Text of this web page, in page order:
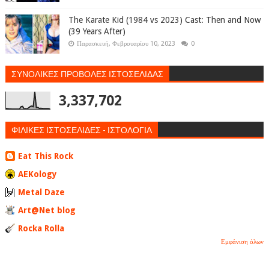
The Karate Kid (1984 vs 2023) Cast: Then and Now
(39 Years After)
Παρασκευή, Φεβρουαρίου 10, 2023 0
ΣΥΝΟΛΙΚΕΣ ΠΡΟΒΟΛΕΣ ΙΣΤΟΣΕΛΙΔΑΣ
3,337,702
ΦΙΛΙΚΕΣ ΙΣΤΟΣΕΛΙΔΕΣ - ΙΣΤΟΛΟΓΙΑ
Eat This Rock
AEKology
Metal Daze
Art@Net blog
Rocka Rolla
Εμφάνιση όλων